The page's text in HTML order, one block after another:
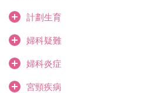
計劃生育
婦科疑難
婦科炎症
宮頸疾病